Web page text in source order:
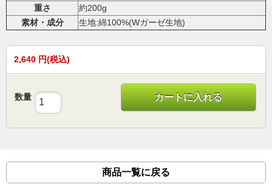
重さ
約200g
素材・成分
生地:綿100%(Wガーゼ生地)
2,640 円(税込)
数量 カートに入れる
商品一覧に戻る